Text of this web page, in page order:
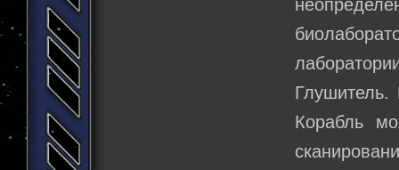
Глушитель.
Корабль